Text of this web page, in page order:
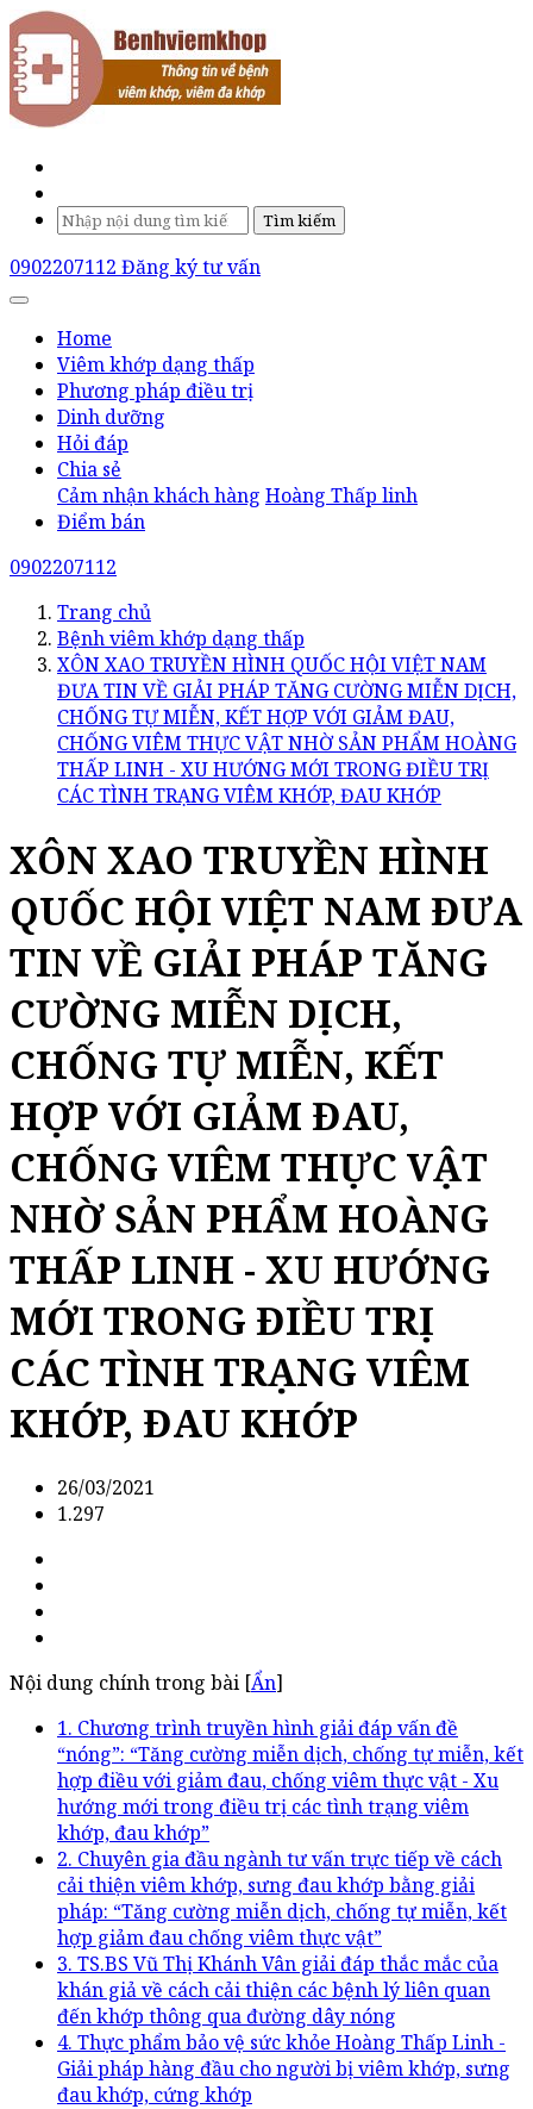
Tìm kiếm
0902207112 Đăng ký tư vấn
Home
Viêm khớp dạng thấp
Phương pháp điều trị
Dinh dưỡng
Hỏi đáp
Chia sẻ
Cảm nhận khách hàng Hoàng Thấp linh
Điểm bán
0902207112
Trang chủ
Bệnh viêm khớp dạng thấp
XÔN XAO TRUYỀN HÌNH QUỐC HỘI VIỆT NAM
ĐƯA TIN VỀ GIẢI PHÁP TĂNG CƯỜNG MIỄN DỊCH,
CHỐNG TỰ MIỄN, KẾT HỢP VỚI GIẢM ĐAU,
CHỐNG VIÊM THỰC VẬT NHỜ SẢN PHẨM HOÀNG
THẤP LINH - XU HƯỚNG MỚI TRONG ĐIỀU TRỊ
CÁC TÌNH TRẠNG VIÊM KHỚP, ĐAU KHỚP
XÔN XAO TRUYỀN HÌNH
QUỐC HỘI VIỆT NAM ĐƯA
TIN VỀ GIẢI PHÁP TĂNG
CƯỜNG MIỄN DỊCH,
CHỐNG TỰ MIỄN, KẾT
HỢP VỚI GIẢM ĐAU,
CHỐNG VIÊM THỰC VẬT
NHỜ SẢN PHẨM HOÀNG
THẤP LINH - XU HƯỚNG
MỚI TRONG ĐIỀU TRỊ
CÁC TÌNH TRẠNG VIÊM
KHỚP, ĐAU KHỚP
26/03/2021
1.297
Nội dung chính trong bài [Ẩn]
1. Chương trình truyền hình giải đáp vấn đề
“nóng”: “Tăng cường miễn dịch, chống tự miễn, kết
hợp điều với giảm đau, chống viêm thực vật - Xu
hướng mới trong điều trị các tình trạng viêm
khớp, đau khớp”
2. Chuyên gia đầu ngành tư vấn trực tiếp về cách
cải thiện viêm khớp, sưng đau khớp bằng giải
pháp: “Tăng cường miễn dịch, chống tự miễn, kết
hợp giảm đau chống viêm thực vật”
3. TS.BS Vũ Thị Khánh Vân giải đáp thắc mắc của
khán giả về cách cải thiện các bệnh lý liên quan
đến khớp thông qua đường dây nóng
4. Thực phẩm bảo vệ sức khỏe Hoàng Thấp Linh -
Giải pháp hàng đầu cho người bị viêm khớp, sưng
đau khớp, cứng khớp